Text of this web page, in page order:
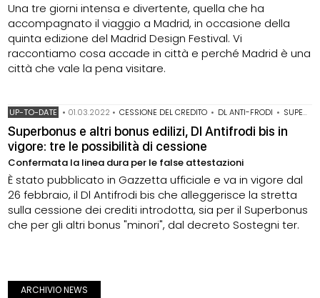
Una tre giorni intensa e divertente, quella che ha
accompagnato il viaggio a Madrid, in occasione della
quinta edizione del Madrid Design Festival. Vi
raccontiamo cosa accade in città e perché Madrid è una
città che vale la pena visitare.
UP-TO-DATE • 01.03.2022 • CESSIONE DEL CREDITO • DL ANTI-FRODI • SUPERBONUS 110%
Superbonus e altri bonus edilizi, Dl Antifrodi bis in
vigore: tre le possibilità di cessione
Confermata la linea dura per le false attestazioni
È stato pubblicato in Gazzetta ufficiale e va in vigore dal
26 febbraio, il Dl Antifrodi bis che alleggerisce la stretta
sulla cessione dei crediti introdotta, sia per il Superbonus
che per gli altri bonus "minori", dal decreto Sostegni ter.
ARCHIVIO NEWS